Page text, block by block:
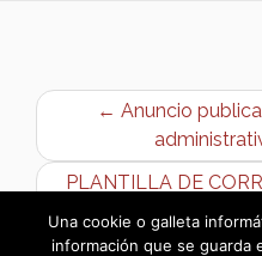
← Anuncio
PLANTILLA DE
BOLSA
Una cookie o galleta
información que se guarda